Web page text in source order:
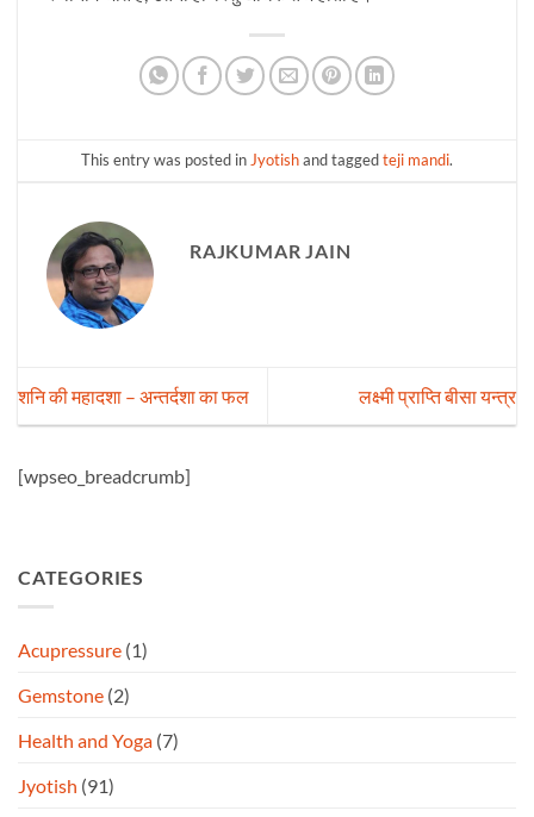
This entry was posted inJyotishand taggedteji mandi.
RAJKUMAR JAIN
शनि की महादशा – अन्तर्दशा का फल लक्ष्मी प्राप्ति बीसा यन्त्र
[wpseo_breadcrumb]
CATEGORIES
Acupressure (1)
Gemstone (2)
Health and Yoga (7)
Jyotish (91)